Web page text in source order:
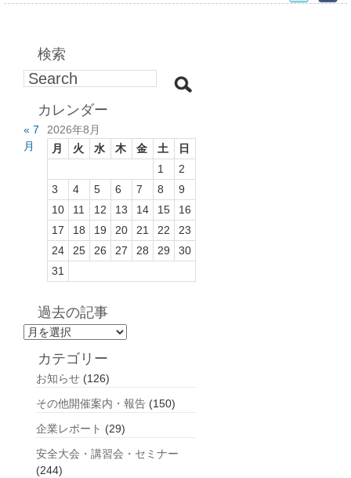
検索
カレンダー
2026年8月
月
火 水 木 金 土
日
1
2
3
4 5 6 7 8
9
10
11 12 13 14 15
16
17
18 19 20 21 22
23
24
25 26 27 28 29
30
31
« 7
月
過去の記事
過
カテゴリー
お知らせ (126)
その他開催案内・報告 (150)
企業レポート (29)
安全大会・講習会・セミナー
(244)